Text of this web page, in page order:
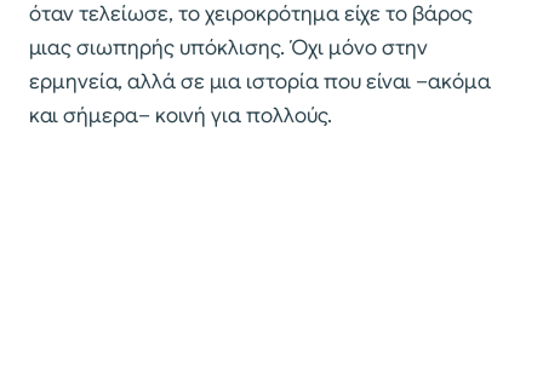
όταν τελείωσε, το χειροκρότημα είχε το βάρος
μιας σιωπηρής υπόκλισης. Όχι μόνο στην
ερμηνεία, αλλά σε μια ιστορία που είναι –ακόμα
και σήμερα– κοινή για πολλούς.